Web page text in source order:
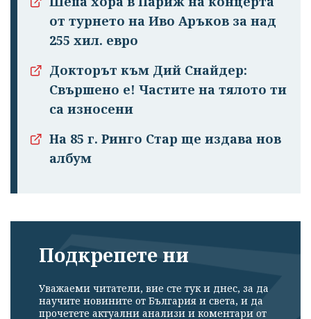
от турнето на Иво Аръков за над
255 хил. евро
Докторът към Дий Снайдер:
Свършено е! Частите на тялото ти
са износени
На 85 г. Ринго Стар ще издава нов
албум
Подкрепете ни
Уважаеми читатели, вие сте тук и днес, за да
научите новините от България и света, и да
прочетете актуални анализи и коментари от